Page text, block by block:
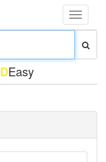
Toggle
DEasy